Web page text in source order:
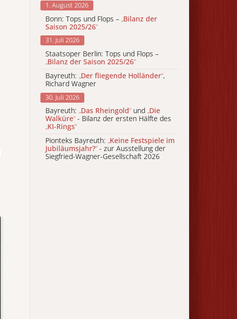
1. August 2026
Bonn: Tops und Flops – „Bilanz der
Saison 2025/26“
31. Juli 2026
Staatsoper Berlin: Tops und Flops –
„Bilanz der Saison 2025/26“
Bayreuth: „Der fliegende Holländer“,
Richard Wagner
30. Juli 2026
Bayreuth: „Das Rheingold“ und „Die
Walküre“ - Bilanz der ersten Hälfte des
„KI-Rings“
Pionteks Bayreuth: „Keine Festspiele im
Jubiläumsjahr?“ - zur Ausstellung der
Siegfried-Wagner-Gesellschaft 2026